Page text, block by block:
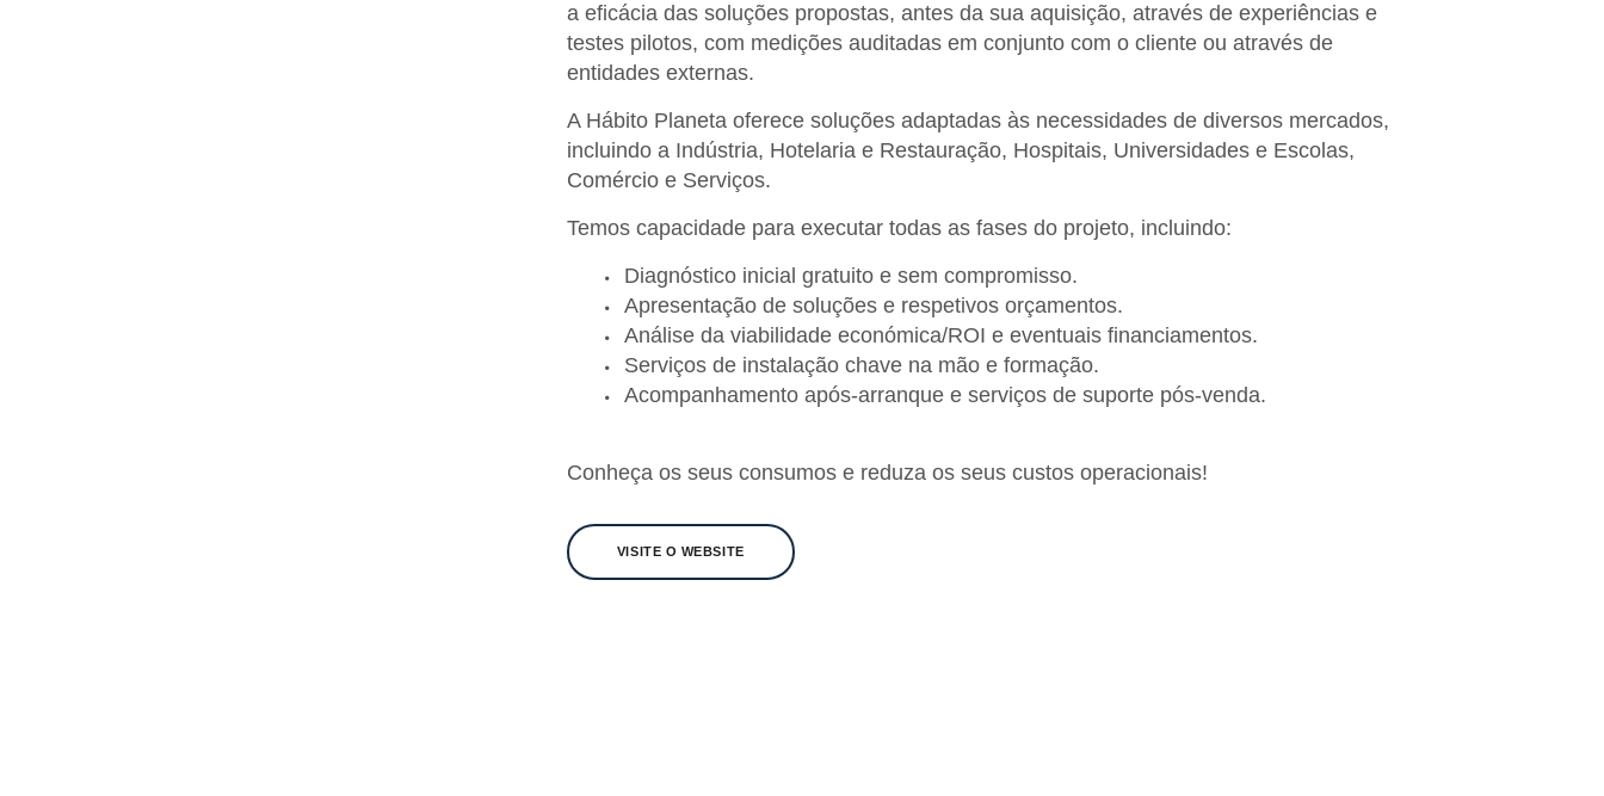
a eficácia das soluções propostas, antes da sua aquisição, através de experiências e
testes pilotos, com medições auditadas em conjunto com o cliente ou através de
entidades externas.
A Hábito Planeta oferece soluções adaptadas às necessidades de diversos mercados,
incluindo a Indústria, Hotelaria e Restauração, Hospitais, Universidades e Escolas,
Comércio e Serviços.
Temos capacidade para executar todas as fases do projeto, incluindo:
Diagnóstico inicial gratuito e sem compromisso.
Apresentação de soluções e respetivos orçamentos.
Análise da viabilidade económica/ROI e eventuais financiamentos.
Serviços de instalação chave na mão e formação.
Acompanhamento após-arranque e serviços de suporte pós-venda.
Conheça os seus consumos e reduza os seus custos operacionais!
VISITE O WEBSITE